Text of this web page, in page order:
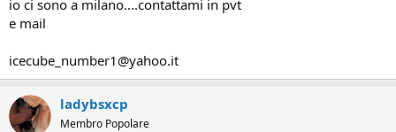
io ci sono a milano....contattami in pvt
e mail
icecube_number1@yahoo.it
ladybsxcp
Membro Popolare